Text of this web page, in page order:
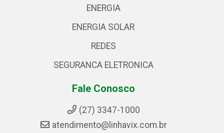
ENERGIA
ENERGIA SOLAR
REDES
SEGURANCA ELETRONICA
Fale Conosco
(27) 3347-1000
atendimento@linhavix.com.br